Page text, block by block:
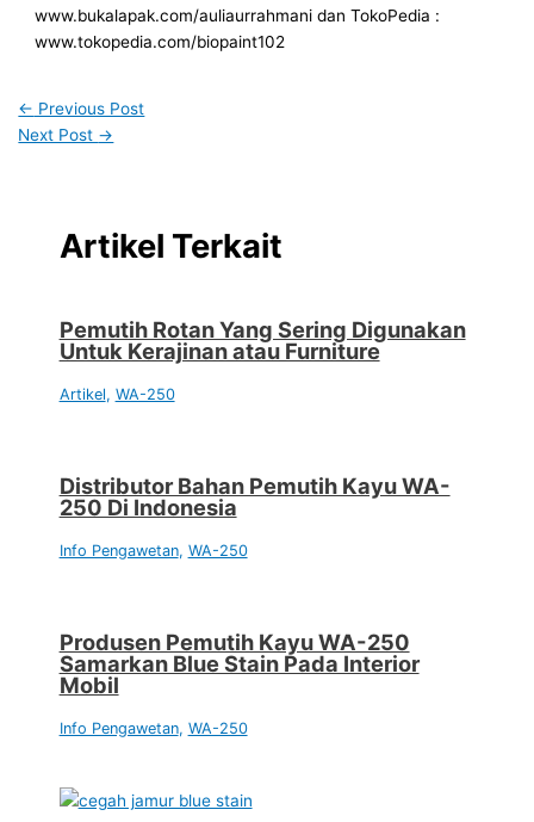
www.bukalapak.com/auliaurrahmani dan TokoPedia :
www.tokopedia.com/biopaint102
← Previous Post
Next Post →
Artikel Terkait
Pemutih Rotan Yang Sering Digunakan
Untuk Kerajinan atau Furniture
Artikel, WA-250
Distributor Bahan Pemutih Kayu WA-
250 Di Indonesia
Info Pengawetan, WA-250
Produsen Pemutih Kayu WA-250
Samarkan Blue Stain Pada Interior
Mobil
Info Pengawetan, WA-250